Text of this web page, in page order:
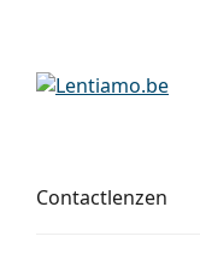
Contactlenzen
Lenzenvloeistoffen
Hoe bestellen